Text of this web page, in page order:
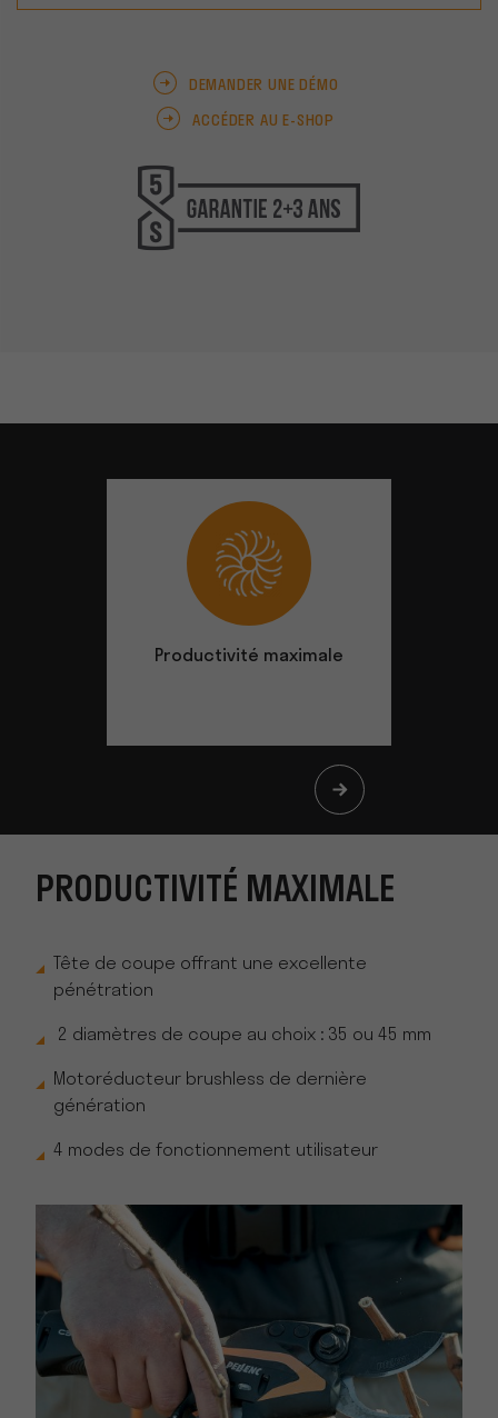
DEMANDER UNE DÉMO
ACCÉDER AU E-SHOP
Productivité maximale
PRODUCTIVITÉ MAXIMALE
Tête de coupe offrant une excellente
pénétration
2 diamètres de coupe au choix : 35 ou 45 mm
Motoréducteur brushless de dernière
génération
4 modes de fonctionnement utilisateur